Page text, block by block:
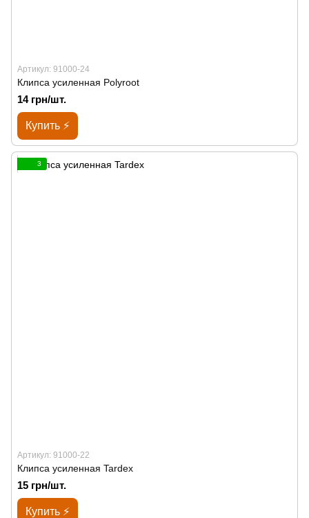
Артикул: 91000-24
Клипса усиленная Polyroot
14 грн/шт.
Купить ⚡
3
Артикул: 91000-22
Клипса усиленная Tardex
15 грн/шт.
Купить ⚡